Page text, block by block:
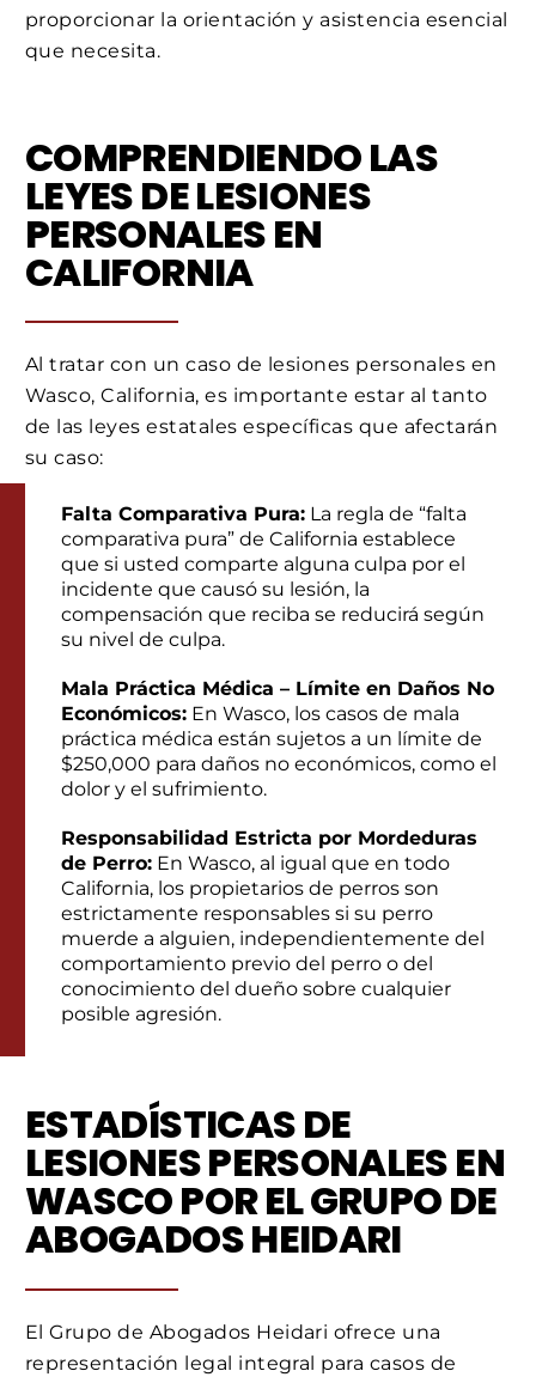
proporcionar la orientación y asistencia esencial
que necesita.
COMPRENDIENDO LAS
LEYES DE LESIONES
PERSONALES EN
CALIFORNIA
Al tratar con un caso de lesiones personales en
Wasco, California, es importante estar al tanto
de las leyes estatales específicas que afectarán
su caso:
Falta Comparativa Pura: La regla de “falta
comparativa pura” de California establece
que si usted comparte alguna culpa por el
incidente que causó su lesión, la
compensación que reciba se reducirá según
su nivel de culpa.
Mala Práctica Médica – Límite en Daños No
Económicos: En Wasco, los casos de mala
práctica médica están sujetos a un límite de
$250,000 para daños no económicos, como el
dolor y el sufrimiento.
Responsabilidad Estricta por Mordeduras
de Perro: En Wasco, al igual que en todo
California, los propietarios de perros son
estrictamente responsables si su perro
muerde a alguien, independientemente del
comportamiento previo del perro o del
conocimiento del dueño sobre cualquier
posible agresión.
ESTADÍSTICAS DE
LESIONES PERSONALES EN
WASCO POR EL GRUPO DE
ABOGADOS HEIDARI
El Grupo de Abogados Heidari ofrece una
representación legal integral para casos de